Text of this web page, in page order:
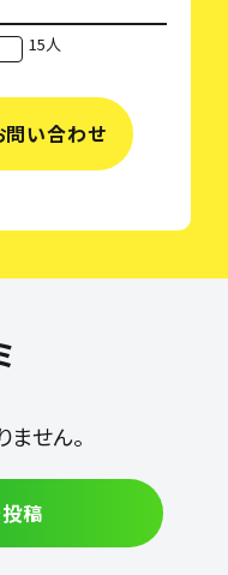
15人
問い合わせ
せん。
稿